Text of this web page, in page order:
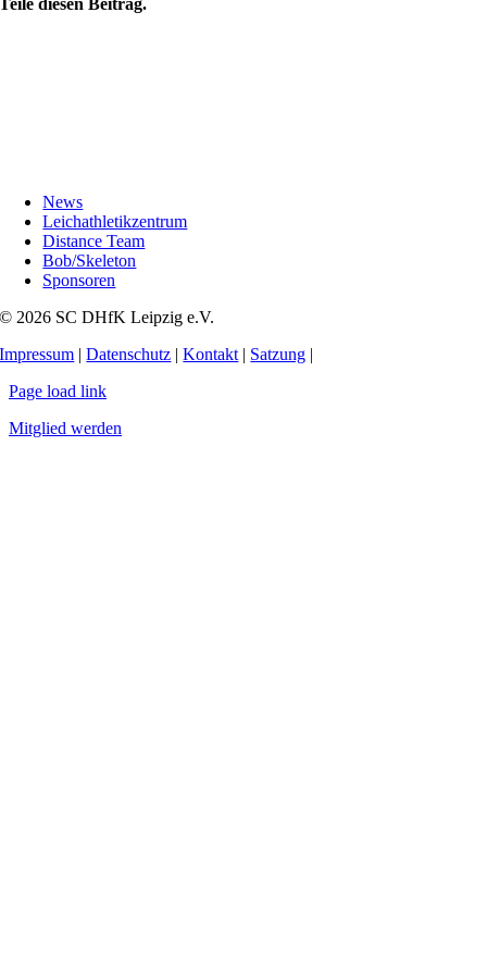
Teile diesen Beitrag.
News
Leichathletikzentrum
Distance Team
Bob/Skeleton
Sponsoren
© 2026 SC DHfK Leipzig e.V.
Impressum |Datenschutz |Kontakt | Satzung |
Page load link
Mitglied werden